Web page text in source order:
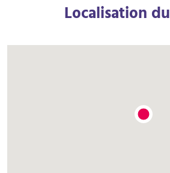
Localisation